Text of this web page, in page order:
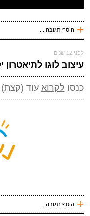
+ הוסף תגובה ...
*
*
לפני 12 שנים
עיצוב לוגו לתיאטרון
כנסו לקרוא עוד (קצת)
+ הוסף תגובה ...